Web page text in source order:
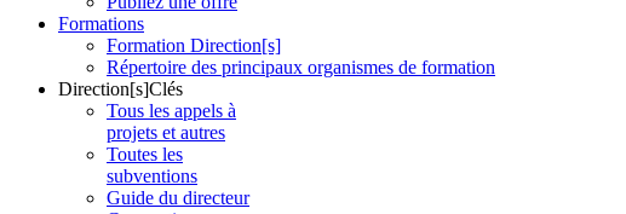
Formations
Formation Direction[s]
Répertoire des principaux organismes de formation
Direction[s]Clés
Tous les appels à
projets et autres
Toutes les
subventions
Guide du directeur